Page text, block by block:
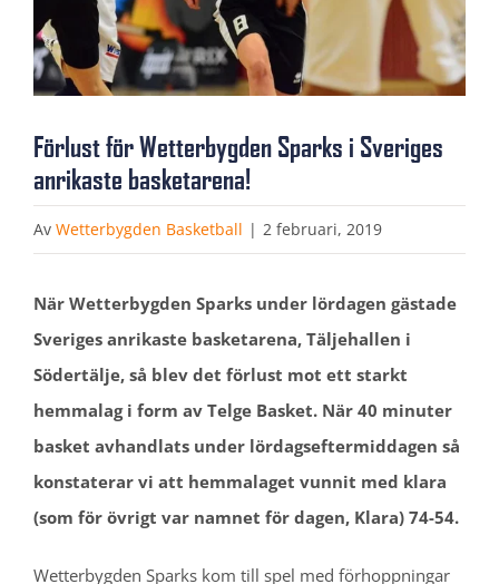
Förlust för Wetterbygden Sparks i Sveriges
anrikaste basketarena!
Av Wetterbygden Basketball | 2 februari, 2019
När Wetterbygden Sparks under lördagen gästade
Sveriges anrikaste basketarena, Täljehallen i
Södertälje, så blev det förlust mot ett starkt
hemmalag i form av Telge Basket. När 40 minuter
basket avhandlats under lördagseftermiddagen så
konstaterar vi att hemmalaget vunnit med klara
(som för övrigt var namnet för dagen, Klara) 74-54.
Wetterbygden Sparks kom till spel med förhoppningar